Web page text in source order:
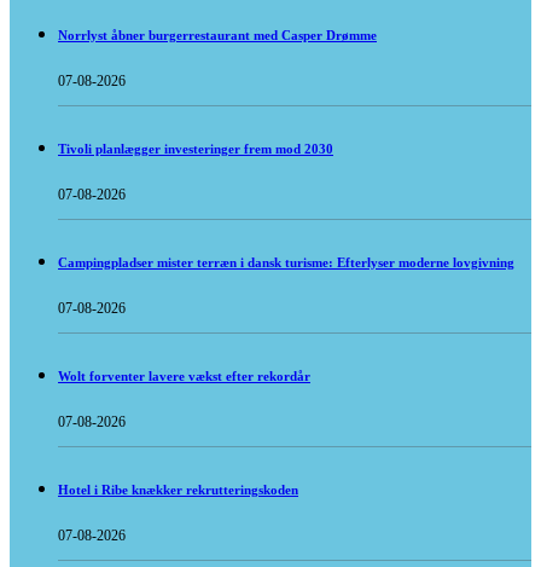
Norrlyst åbner burgerrestaurant med Casper Drømme
07-08-2026
Tivoli planlægger investeringer frem mod 2030
07-08-2026
Campingpladser mister terræn i dansk turisme: Efterlyser moderne lovgivning
07-08-2026
Wolt forventer lavere vækst efter rekordår
07-08-2026
Hotel i Ribe knækker rekrutteringskoden
07-08-2026